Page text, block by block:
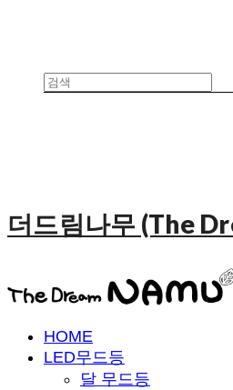
더드림나무 (The
HOME
LED무드등
달 무드등